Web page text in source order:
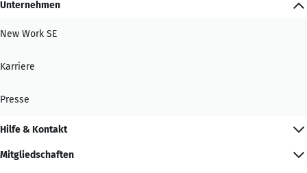
Unternehmen
New Work SE
Karriere
Presse
Hilfe & Kontakt
Mitgliedschaften